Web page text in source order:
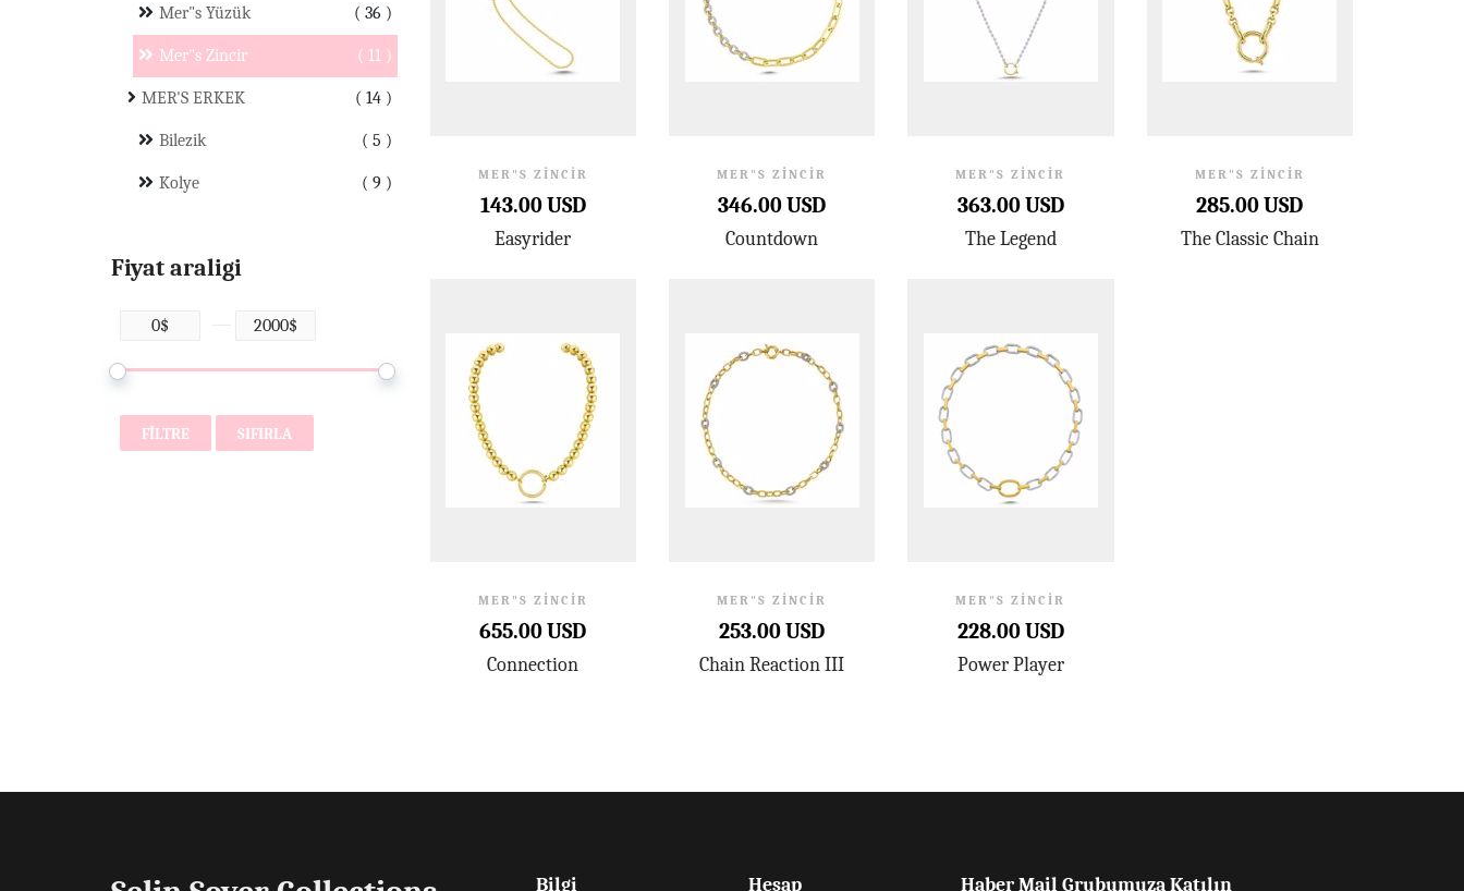
36
Mer"s Yüzük
11
Mer"s Zincir
14
MER'S ERKEK
5
Bilezik
9
Kolye
Fiyat araligi
FILTRE SIFIRLA
MER"S ZINCIR
143.00 USD
Easyrider
MER"S ZINCIR
346.00 USD
Countdown
MER"S ZINCIR
363.00 USD
The Legend
MER"S ZINCIR
285.00 USD
The Classic Chain
MER"S ZINCIR
655.00 USD
Connection
MER"S ZINCIR
253.00 USD
Chain Reaction III
MER"S ZINCIR
228.00 USD
Power Player
Bilgi Hesap Haber Mail Grubumuza Katılın